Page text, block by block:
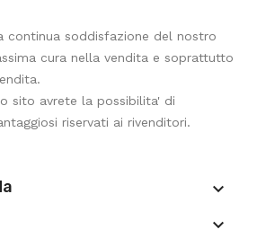
continua soddisfazione del nostro
cura nella vendita e soprattutto
sito avrete la possibilita' di
riservati ai rivenditori.

